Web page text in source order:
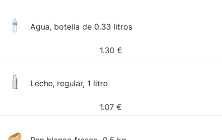
Agua, botella de 0.33 litros
1.30 €
Leche, regular, 1 litro
1.07 €